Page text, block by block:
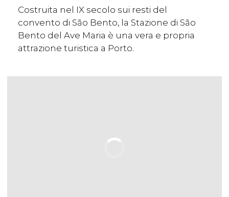
Costruita nel IX secolo sui resti del
convento di São Bento, la Stazione di São
Bento del Ave Maria è una vera e propria
attrazione turistica a Porto.